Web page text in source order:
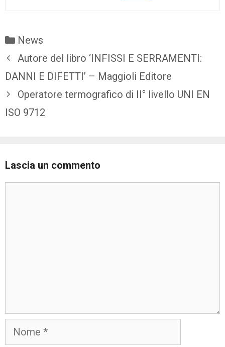
Categorie
News
Autore del libro ‘INFISSI E SERRAMENTI:
DANNI E DIFETTI’ – Maggioli Editore
Operatore termografico di II° livello UNI EN
ISO 9712
Lascia un commento
Nome